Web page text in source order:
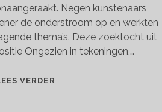
Negen kunstenaars
de onderstroom op en werkten
thema’s. Deze zoektocht uit
Ongezien in tekeningen,…
VERDER